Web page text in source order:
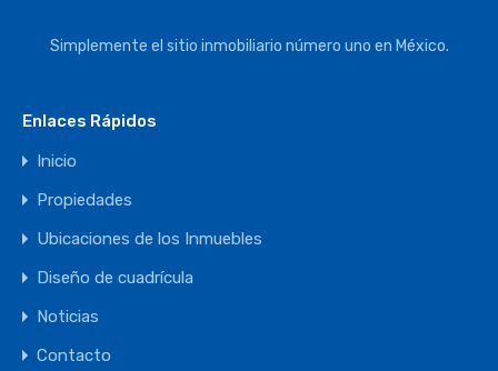
Simplemente el sitio inmobiliario número uno en México.
Enlaces Rápidos
Inicio
Propiedades
Ubicaciones de los Inmuebles
Diseño de cuadrícula
Noticias
Contacto